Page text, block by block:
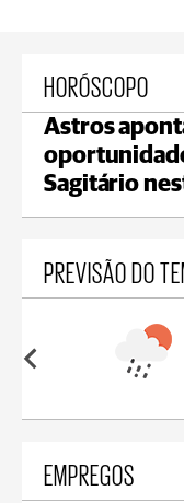
HORÓSCOPO
Astros
Sagitário
PREVISÃO DO
19°C
EMPREGOS